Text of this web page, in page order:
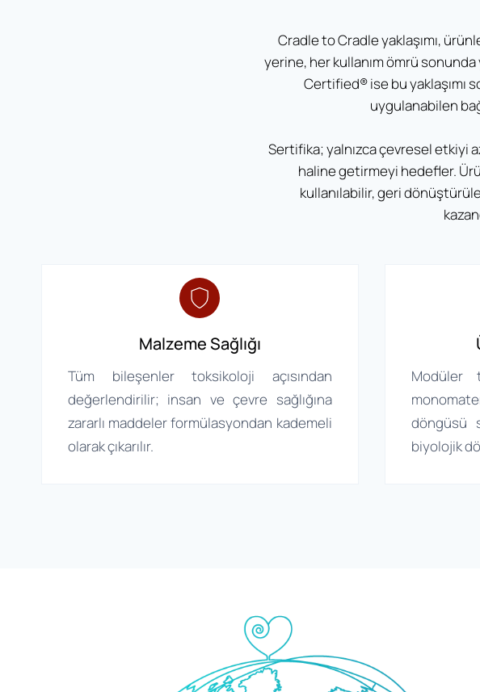
Cradle to Cradle yaklaşımı,
yerine, her kullanım ömrü
Certified® ise bu yaklaşımı
uygulanabilen
Sertifika; yalnızca çevresel etkiyi
haline getirmeyi hedefler.
kullanılabilir, geri
Malzeme Sağlığı
Tüm bileşenler toksikoloji açısından
değerlendirilir; insan ve çevre sağlığına
zararlı maddeler formülasyondan kademeli
olarak çıkarılır.
Modüler
döngüsü
biyolojik